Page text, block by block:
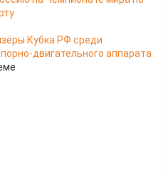
Кубка РФ среди
двигательного аппарата